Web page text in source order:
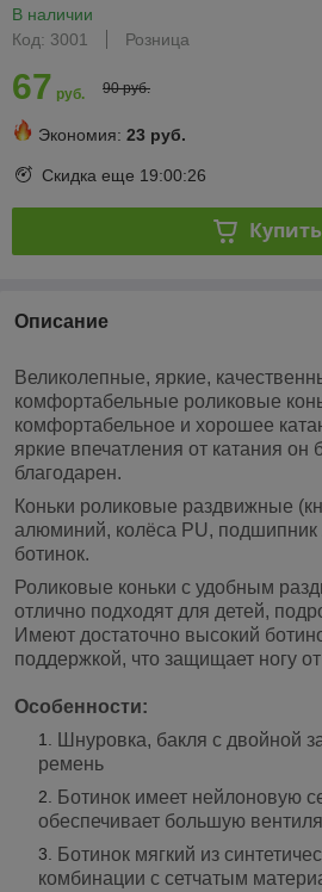
В наличии
Код: 3001
Розница
67 руб. 90 руб.
Экономия: 23 руб.
Скидка еще 19:00:25
Купить
Описание
Великолепные, яркие,
комфортабельные роликовые
комфортабельное и хорошее
яркие впечатления от катания он
благодарен.
Коньки роликовые раздвижные
алюминий, колёса PU, подшипник
ботинок.
Роликовые коньки с удобным
отлично подходят для детей,
Имеют достаточно высокий
поддержкой, что защищает ногу
Особенности:
Шнуровка, бакля с двойной
ремень
Ботинок имеет нейлоновую
обеспечивает большую
Ботинок мягкий из
комбинации с сетчатым